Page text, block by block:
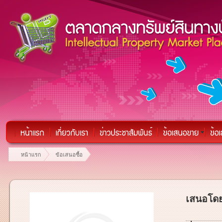
หน้าแรก ข้อเสนอซื้อ
เสนอโด